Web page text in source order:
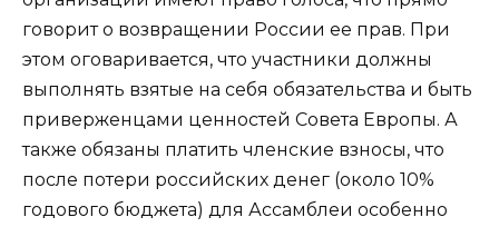
говорит о возвращении России ее прав. При
этом оговаривается, что участники должны
выполнять взятые на себя обязательства и быть
приверженцами ценностей Совета Европы. А
также обязаны платить членские взносы, что
после потери российских денег (около 10%
годового бюджета) для Ассамблеи особенно